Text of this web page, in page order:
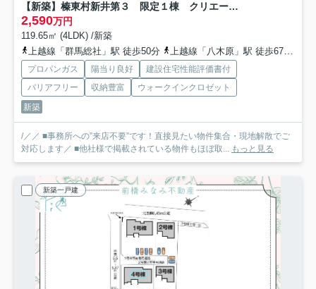
【新築】榛東村新井第３ 限定１棟 クリエートの家 新築建売
2,590万円
119.65㎡ (4LDK) /新築
上越線「群馬総社」駅 徒歩50分
上越線「八木原」駅 徒歩67分
プロパンガス 陽当り良好
建設住宅性能評価書付
バリアフリー
収納豊富
ウォークインクロゼット
新築
/／／ ■事務所への”来店不要”です！直接見たい物件集合・現地解散でご
対応します／ ■他社様で掲載されている物件もほぼ取... もっと見る
新築一戸建